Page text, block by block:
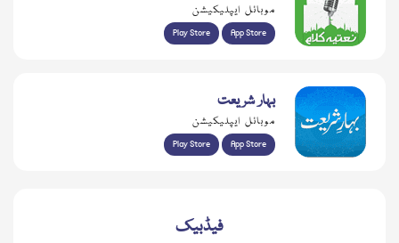
موبائل ایپلیکیشن
Play Store App Store
بہار شریعت
موبائل ایپلیکیشن
Play Store App Store
فیڈبیک